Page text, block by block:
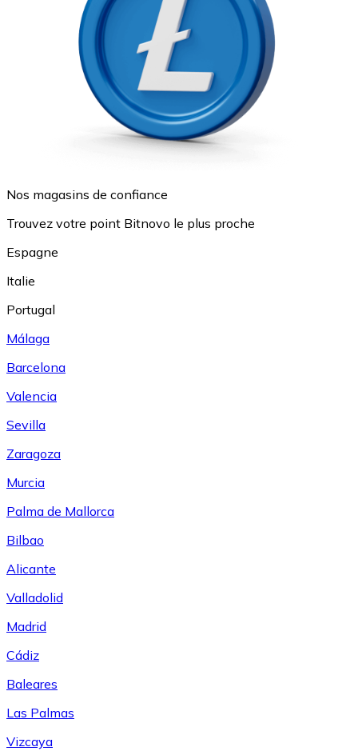
Nos magasins de confiance
Trouvez votre point Bitnovo le plus proche
Espagne
Italie
Portugal
Málaga
Barcelona
Valencia
Sevilla
Zaragoza
Murcia
Palma de Mallorca
Bilbao
Alicante
Valladolid
Madrid
Cádiz
Baleares
Las Palmas
Vizcaya